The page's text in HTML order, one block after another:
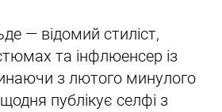
— відомий стиліст,
та інфлюенсер із
з лютого минулого
публікує селфі з